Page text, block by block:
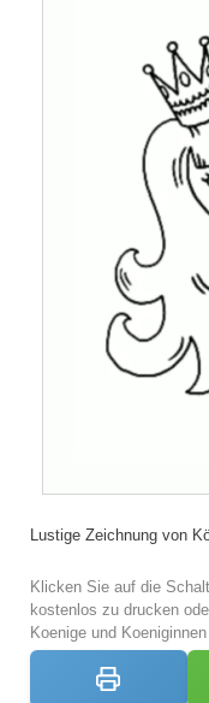
Lustige Zeichnung von
Klicken Sie auf die
kostenlos zu drucken
Koenige und